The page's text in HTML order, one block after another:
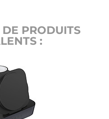
DE PRODUITS
: